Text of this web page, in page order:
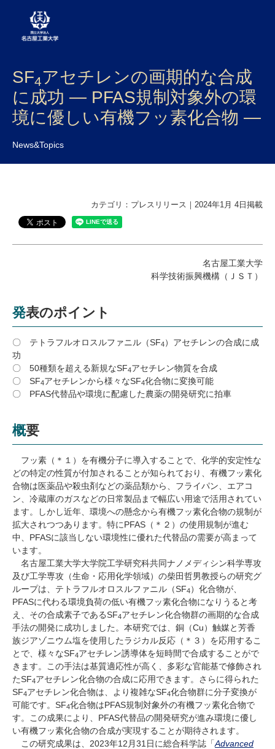
大学案内
学部・大学院・センター
受験生 在学生
卒業生
企業・研究者
地域・一般
アクセス
キャンパスマップ お問い合わせ English
SF4アセチレンの画期的な合成
に成功 ― PFAS規制対象外の環
境に優しい有機フッ素化合物 ―
News&Topics
カテゴリ：プレスリリース｜2024年1月 4日掲載
名古屋工業大学
科学技術振興機構（ＪＳＴ）
発表のポイント
〇 テトラフルオロスルファニル（SF4）アセチレンの合成に成
功
〇 50種類を超える新規なSF4アセチレン物質を合成
〇 SF4アセチレンから様々なSF4化合物に変換可能
〇 PFAS代替品や環境に配慮した農薬の開発研究に拍車
概要
フッ素（＊１）を有機分子に導入することで、化学的安定性な
どの特定の性質が付加されることが知られており、有機フッ素化
合物は医薬品や殺虫剤などの薬品類から、フライパン、エアコ
ン、冷蔵庫のガスなどの日常製品まで幅広い用途で活用されてい
ます。しかし近年、環境への懸念から有機フッ素化合物の規制が
拡大されつつあります。特にPFAS （＊２）の使用規制が進む
中、 PFASに該当しない環境性に優れた代替品の需要が高まって
います。
名古屋工業大学大学院工学研究科共同ナノメディシン科学専攻
及び工学専攻（生命・応用化学領域）の柴田哲男教授らの研究グ
ループは、テトラフルオロスルファニル（SF4）化合物が、
PFASに代わる環境負荷の低い有機フッ素化合物になりうると考
え、その合成素子であるSF4アセチレン化合物群の画期的な合成
手法の開発に成功しました。本研究では、銅（Cu）触媒と芳香
族ジアゾニウム塩を使用したラジカル反応（＊３）を応用するこ
とで、様々なSF4アセチレン誘導体を短時間で合成することがで
きます。この手法は基質適応性が高く、多彩な官能基で修飾され
たSF4アセチレン化合物の合成に応用できます。さらに得られた
SF4アセチレン化合物は、より複雑なSF4化合物群に分子変換が
可能です。 SF4化合物はPFAS規制対象外の有機フッ素化合物で
す。この成果により、 PFAS代替品の開発研究が進み環境に優し
い有機フッ素化合物の合成が実現することが期待されます。
この研究成果は、2023年12月31日に総合科学誌「Advanced